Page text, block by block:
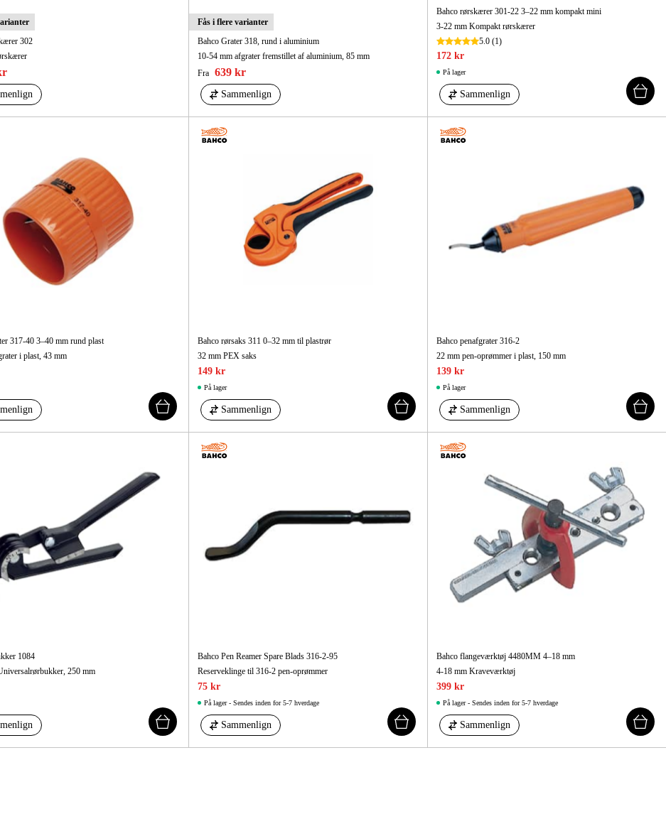
302
Fås i flere varianter
Bahco Grater 318, rund i aluminium
10-54 mm afgrater fremstillet af aluminium, 85 mm
Fra 639 kr
Sammenlign
Bahco rørskærer 301-22 3–22 mm kompakt mini
3-22 mm Kompakt rørskærer
5.0(1)
172 kr
På lager
Sammenlign
317-40 3–40 mm rund plast
i plast, 43 mm
Bahco rørsaks 311 0–32 mm til plast­rør
32 mm PEX saks
149 kr
På lager
Sammenlign
Bahco penafgrater 316-2
22 mm pen-oprømmer i plast, 150 mm
139 kr
På lager
Sammenlign
1084
250 mm
Bahco Pen Reamer Spare Blads 316-2-95
Reserveklinge til 316-2 pen-oprømmer
75 kr
På lager - Sendes inden for 5-7 hverdage
Sammenlign
Bahco flangeværktøj 4480MM 4–18 mm
4-18 mm Kraveværktøj
399 kr
På lager - Sendes inden for 5-7 hverdage
Sammenlign